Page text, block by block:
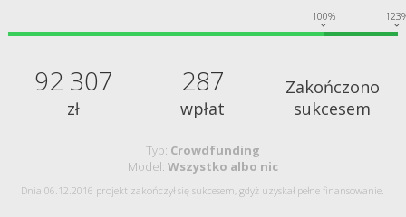
100%
92 307
zł
287
wpłat
Zakończono
sukcesem
Typ: Crowdfunding
Model: Wszystko albo nic
Dnia 06.12.2016 projekt zakończył się sukcesem, gdyż uzyskał pełne finansowanie.